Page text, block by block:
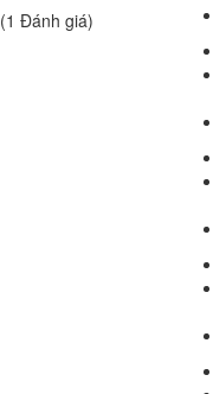
(1 Đánh giá)